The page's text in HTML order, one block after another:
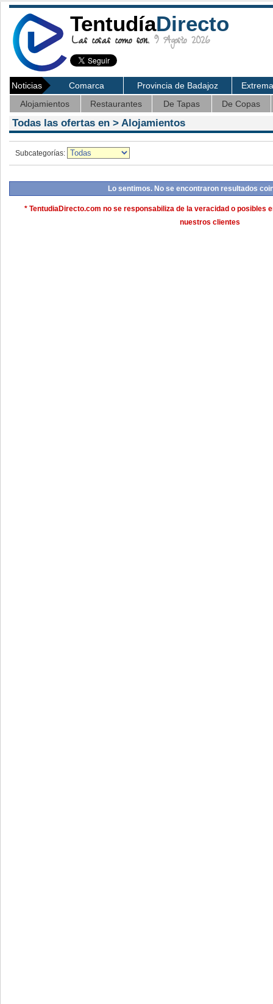
TentudíaDirecto
Las cosas como son. 9 Agosto 2026
Noticias Comarca Provincia de Badajoz
Alojamientos
Restaurantes De Tapas De Copas
Todas las ofertas en > Alojamientos
Subcategorías:
Lo sentimos. No se encontraron resultados
* TentudiaDirecto.com no se responsabiliza de la veracidad o posibles
nuestros clientes